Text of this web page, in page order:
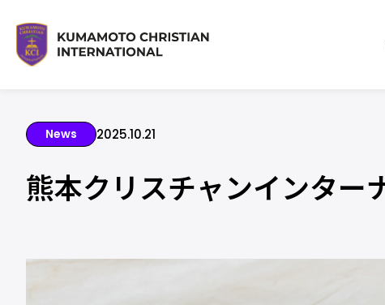
News 2025.10.21
熊本クリスチャンインター